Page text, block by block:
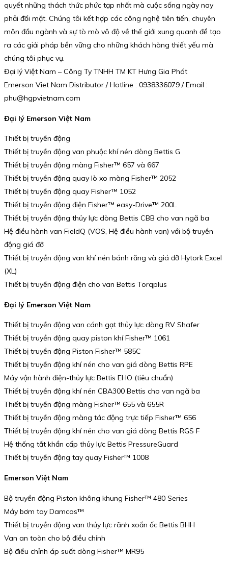
quyết những thách thức phức tạp nhất mà cuộc sống ngày nay
phải đối mặt. Chúng tôi kết hợp các công nghệ tiên tiến, chuyên
môn đầu ngành và sự tò mò vô độ về thế giới xung quanh để tạo
ra các giải pháp bền vững cho những khách hàng thiết yếu mà
chúng tôi phục vụ.
Đại lý Việt Nam – Công Ty TNHH TM KT Hưng Gia Phát
Emerson Viet Nam Distributor / Hotline : 0938336079 / Email :
phu@hgpvietnam.com
Đại lý Emerson Việt Nam
Thiết bị truyền động
Thiết bị truyền động van phuộc khí nén dòng Bettis G
Thiết bị truyền động màng Fisher™ 657 và 667
Thiết bị truyền động quay lò xo màng Fisher™ 2052
Thiết bị truyền động quay Fisher™ 1052
Thiết bị truyền động điện Fisher™ easy-Drive™ 200L
Thiết bị truyền động thủy lực dòng Bettis CBB cho van ngã ba
Hệ điều hành van FieldQ (VOS, Hệ điều hành van) với bộ truyền
động giá đỡ
Thiết bị truyền động van khí nén bánh răng và giá đỡ Hytork Excel
(XL)
Thiết bị truyền động điện cho van Bettis Torqplus
Đại lý Emerson Việt Nam
Thiết bị truyền động van cánh gạt thủy lực dòng RV Shafer
Thiết bị truyền động quay piston khí Fisher™ 1061
Thiết bị truyền động Piston Fisher™ 585C
Thiết bị truyền động khí nén cho van giá dòng Bettis RPE
Máy vận hành điện-thủy lực Bettis EHO (tiêu chuẩn)
Thiết bị truyền động khí nén CBA300 Bettis cho van ngã ba
Thiết bị truyền động màng Fisher™ 655 và 655R
Thiết bị truyền động màng tác động trực tiếp Fisher™ 656
Thiết bị truyền động khí nén cho van giá dòng Bettis RGS F
Hệ thống tắt khẩn cấp thủy lực Bettis PressureGuard
Thiết bị truyền động tay quay Fisher™ 1008
Emerson Việt Nam
Bộ truyền động Piston không khung Fisher™ 480 Series
Máy bơm tay Damcos™
Thiết bị truyền động van thủy lực rãnh xoắn ốc Bettis BHH
Van an toàn cho bộ điều chỉnh
Bộ điều chỉnh áp suất dòng Fisher™ MR95